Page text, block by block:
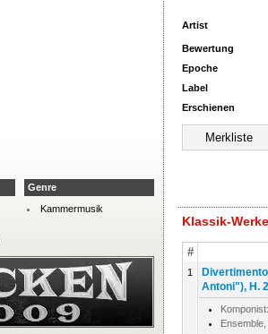
Artist
Bewertung
Epoche
Label
Erschienen
Klassik-
#
1
Antoni"), H.
Genre
Kammermusik